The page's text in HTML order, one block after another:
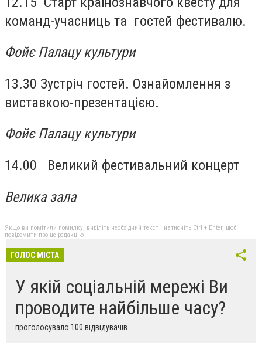
команд-учасниць та гостей фестивалю.
Фойє Палацу культури
13.30 Зустріч гостей. Ознайомлення з
виставкою-презентацією.
Фойє Палацу культури
14.00 Великий фестивальний концерт
Велика зала
Якщо ви помітили помилку, виділіть необхідний текст і натисніть Ctrl + Enter, щоб
повідомити про це редакцію
ГОЛОС МІСТА
У якій соціальній мережі Ви
проводите найбільше часу?
проголосувало 100 відвідувачів